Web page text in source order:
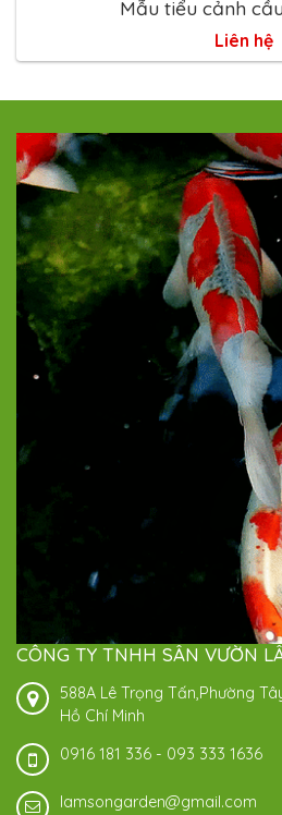
Mẫu tiểu cảnh
Liên hệ
CÔNG TY TNHH SÂN VƯỜN
588A Lê Trọng Tấn,Phường
Hồ Chí Minh
0916 181 336 - 093 333 1636
lamsongarden@gmail.com